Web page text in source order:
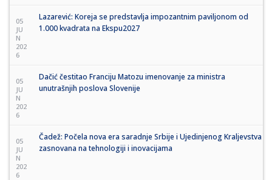
05
JU
N
202
6
Lazarević: Koreja se predstavlja impozantnim paviljonom od
1.000 kvadrata na Ekspu2027
05
JU
N
202
6
Dačić čestitao Franciju Matozu imenovanje za ministra
unutrašnjih poslova Slovenije
05
JU
N
202
6
Čadež: Počela nova era saradnje Srbije i Ujedinjenog Kraljevstva
zasnovana na tehnologiji i inovacijama